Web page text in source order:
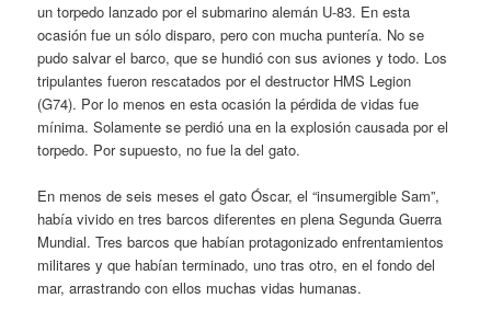
un torpedo lanzado por el submarino alemán U-83. En esta
ocasión fue un sólo disparo, pero con mucha puntería. No se
pudo salvar el barco, que se hundió con sus aviones y todo. Los
tripulantes fueron rescatados por el destructor HMS Legion
(G74). Por lo menos en esta ocasión la pérdida de vidas fue
mínima. Solamente se perdió una en la explosión causada por el
torpedo. Por supuesto, no fue la del gato.
En menos de seis meses el gato Óscar, el “insumergible Sam”,
había vivido en tres barcos diferentes en plena Segunda Guerra
Mundial. Tres barcos que habían protagonizado enfrentamientos
militares y que habían terminado, uno tras otro, en el fondo del
mar, arrastrando con ellos muchas vidas humanas.